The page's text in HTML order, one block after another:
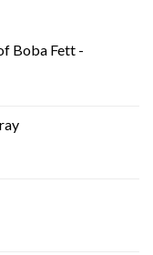
Boba Fett -